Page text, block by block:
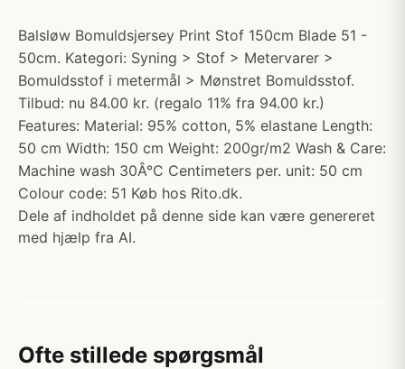
Balsløw Bomuldsjersey Print Stof 150cm Blade 51 -
50cm. Kategori: Syning > Stof > Metervarer >
Bomuldsstof i metermål > Mønstret Bomuldsstof.
Tilbud: nu 84.00 kr. (regalo 11% fra 94.00 kr.)
Features: Material: 95% cotton, 5% elastane Length:
50 cm Width: 150 cm Weight: 200gr/m2 Wash & Care:
Machine wash 30Â°C Centimeters per. unit: 50 cm
Colour code: 51 Køb hos Rito.dk.
Dele af indholdet på denne side kan være genereret
med hjælp fra AI.
Ofte stillede spørgsmål